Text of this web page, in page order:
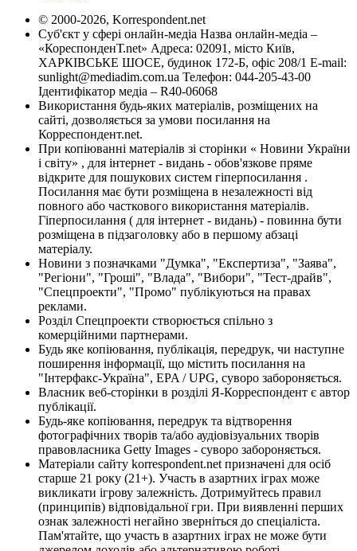
© 2000-2026, Korrespondent.net
Суб'єкт у сфері онлайн-медіа Назва онлайн-медіа –
«КореспонденТ.net» Адреса: 02091, місто Київ,
ХАРКІВСЬКЕ ШОСЕ, будинок 172-Б, офіс 208/1 E-mail:
sunlight@mediadim.com.ua Телефон: 044-205-43-00
Ідентифікатор медіа – R40-06068
Використання будь-яких матеріалів, розміщених на
сайті, дозволяється за умови посилання на
Корреспондент.net.
При копіюванні матеріалів зі сторінки « Новини України
і світу» , для інтернет - видань - обов'язкове пряме
відкрите для пошукових систем гіперпосилання .
Посилання має бути розміщена в незалежності від
повного або часткового використання матеріалів.
Гіперпосилання ( для інтернет - видань) - повинна бути
розміщена в підзаголовку або в першому абзаці
матеріалу.
Новини з позначками "Думка", "Експертиза", "Заява",
"Регіони", "Гроші", "Влада", "Вибори", "Тест-драйв",
"Спецпроекти", "Промо" публікуються на правах
реклами.
Розділ Спецпроекти створюється спільно з
комерційними партнерами.
Будь яке копіювання, публікація, передрук, чи наступне
поширення інформації, що містить посилання на
"Інтерфакс-Україна", EPA / UPG, суворо забороняється.
Власник веб-сторінки в розділі Я-Корреспондент є автор
публікації.
Будь-яке копіювання, передрук та відтворення
фотографічних творів та/або аудіовізуальних творів
правовласника Getty Images - суворо забороняється.
Матеріали сайту korrespondent.net призначені для осіб
старше 21 року (21+). Участь в азартних іграх може
викликати ігрову залежність. Дотримуйтесь правил
(принципів) відповідальної гри. При виявленні перших
ознак залежності негайно зверніться до спеціаліста.
Пам'ятайте, що участь в азартних іграх не може бути